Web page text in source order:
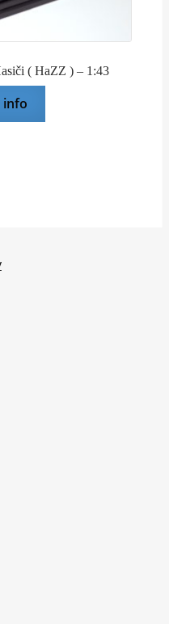
( HaZZ ) – 1:43
info